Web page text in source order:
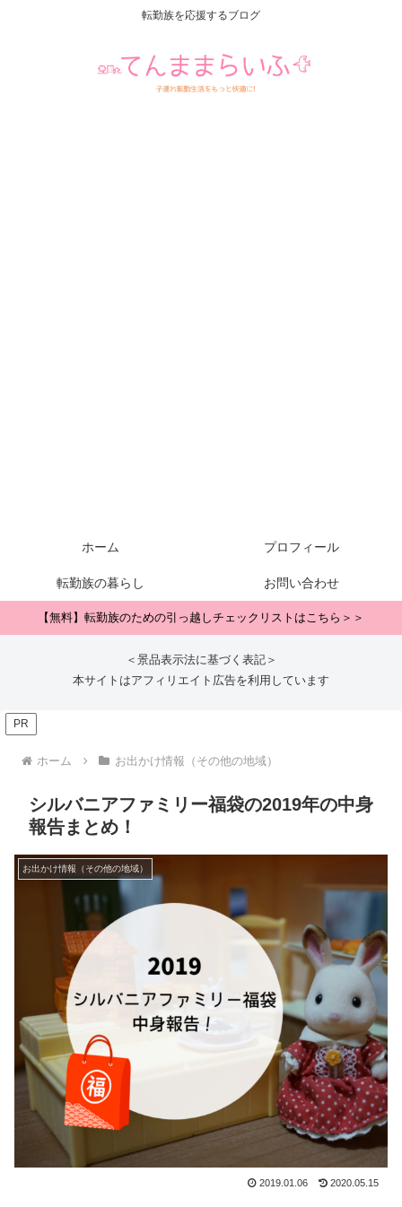
転勤族を応援するブログ
ホーム プロフィール
転勤族の暮らし お問い合わせ
【無料】転勤族のための引っ越しチェックリストはこちら＞＞
＜景品表示法に基づく表記＞
本サイトはアフィリエイト広告を利用しています
PR
ホーム お出かけ情報（その他の地域）
シルバニアファミリー福袋の2019年の中身
報告まとめ！
お出かけ情報（その他の地域）
2019.01.06 2020.05.15